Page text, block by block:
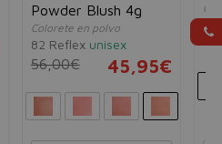
Powder Blush 4g
Colorete en polvo
82 Reflex unisex
56,00€ 45,95€
40